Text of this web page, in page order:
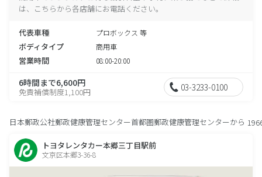
は、こちらから各店舗にお電話ください。
代表車種 プロボックス 等
ボディタイプ 商用車
営業時間 08:00-20:00
6時間まで6,600円
免責補償制度1,100円 03-3233-0100
日本郵政公社郵政健康管理センター首都圏郵政健康管理センターから
トヨタレンタカー本郷三丁目駅前
文京区本郷3-36-8